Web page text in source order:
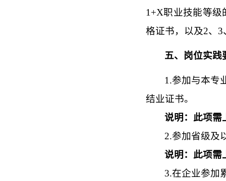
1+X职业技能等级
格证书，以及2、
五、岗位实践
1.参加与本专
结业证书。
说明：此项需
2.参加省级及
说明：此项需
3.在企业参加